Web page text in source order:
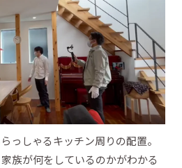
っしゃるキッチン周りの配置。
族が何をしているのかがわかる